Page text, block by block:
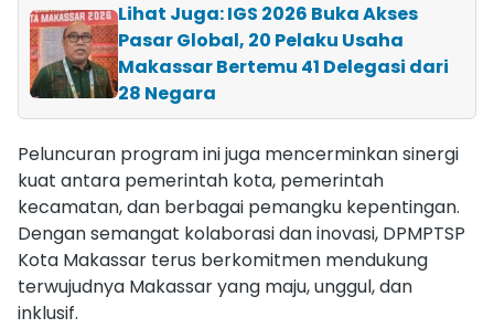
Lihat Juga: IGS 2026 Buka Akses
Pasar Global, 20 Pelaku Usaha
Makassar Bertemu 41 Delegasi dari
28 Negara
Peluncuran program ini juga mencerminkan sinergi
kuat antara pemerintah kota, pemerintah
kecamatan, dan berbagai pemangku kepentingan.
Dengan semangat kolaborasi dan inovasi, DPMPTSP
Kota Makassar terus berkomitmen mendukung
terwujudnya Makassar yang maju, unggul, dan
inklusif.